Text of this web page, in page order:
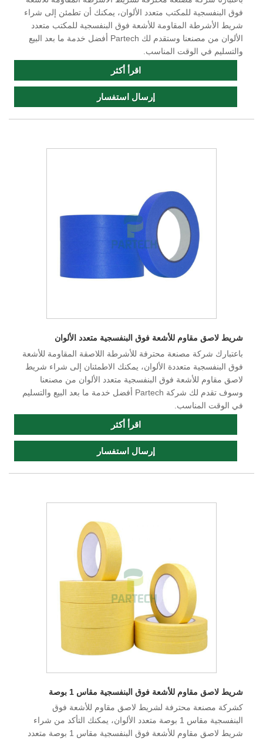
فوق البنفسجية للمكتب متعدد الألوان، يمكنك أن تطمئن إلى شراء
شريط الأشرطة المقاومة للأشعة فوق البنفسجية للمكتب متعدد
الألوان من مصنعنا وستقدم لك Partech أفضل خدمة ما بعد البيع
والتسليم في الوقت المناسب.
اقرأ أكثر
إرسال استفسار
شريط لاصق مقاوم للأشعة فوق البنفسجية متعدد الألوان
باعتبارك شركة مصنعة محترفة للأشرطة اللاصقة المقاومة للأشعة
فوق البنفسجية متعددة الألوان، يمكنك الاطمئنان إلى شراء شريط
لاصق مقاوم للأشعة فوق البنفسجية متعدد الألوان من مصنعنا
وسوف تقدم لك شركة Partech أفضل خدمة ما بعد البيع والتسليم
في الوقت المناسب.
اقرأ أكثر
إرسال استفسار
شريط لاصق مقاوم للأشعة فوق البنفسجية مقاس 1 بوصة
كشركة مصنعة محترفة لشريط لاصق مقاوم للأشعة فوق
البنفسجية مقاس 1 بوصة متعدد الألوان، يمكنك التأكد من شراء
شريط لاصق مقاوم للأشعة فوق البنفسجية مقاس 1 بوصة متعدد